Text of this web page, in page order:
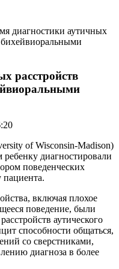
диагностики аутичных
бихейвиоральными
расстройств
of Wisconsin-Madison)
ребенку диагностировали
поведенческих
пациента.
включая плохое
поведение, были
аутического
способности общаться,
со сверстниками,
диагноза в более